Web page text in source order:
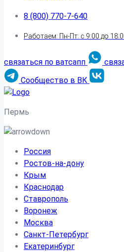
8 (800) 770-7-640
Работаем: Пн-Пт: с 9:00 до
связаться по ватсапп
Сообщество в ВК
Пермь
Россия
Ростов-на-дону
Крым
Краснодар
Ставрополь
Воронеж
Москва
Санкт-Петербург
Екатеринбург